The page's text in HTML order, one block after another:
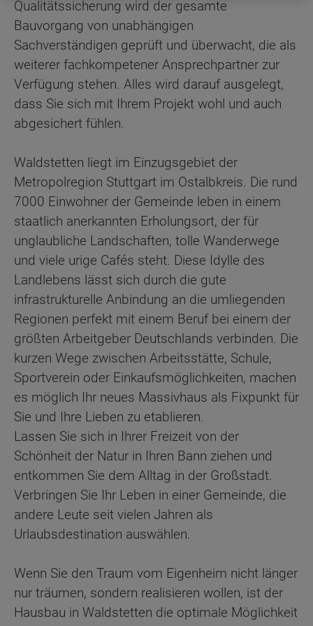
Qualitätssicherung wird der gesamte
Bauvorgang von unabhängigen
Sachverständigen geprüft und überwacht, die als
weiterer fachkompetener Ansprechpartner zur
Verfügung stehen. Alles wird darauf ausgelegt,
dass Sie sich mit Ihrem Projekt wohl und auch
abgesichert fühlen.
Waldstetten liegt im Einzugsgebiet der
Metropolregion Stuttgart im Ostalbkreis. Die rund
7000 Einwohner der Gemeinde leben in einem
staatlich anerkannten Erholungsort, der für
unglaubliche Landschaften, tolle Wanderwege
und viele urige Cafés steht. Diese Idylle des
Landlebens lässt sich durch die gute
infrastrukturelle Anbindung an die umliegenden
Regionen perfekt mit einem Beruf bei einem der
größten Arbeitgeber Deutschlands verbinden. Die
kurzen Wege zwischen Arbeitsstätte, Schule,
Sportverein oder Einkaufsmöglichkeiten, machen
es möglich Ihr neues Massivhaus als Fixpunkt für
Sie und Ihre Lieben zu etablieren.
Lassen Sie sich in Ihrer Freizeit von der
Schönheit der Natur in Ihren Bann ziehen und
entkommen Sie dem Alltag in der Großstadt.
Verbringen Sie Ihr Leben in einer Gemeinde, die
andere Leute seit vielen Jahren als
Urlaubsdestination auswählen.
Wenn Sie den Traum vom Eigenheim nicht länger
nur träumen, sondern realisieren wollen, ist der
Hausbau in Waldstetten die optimale Möglichkeit